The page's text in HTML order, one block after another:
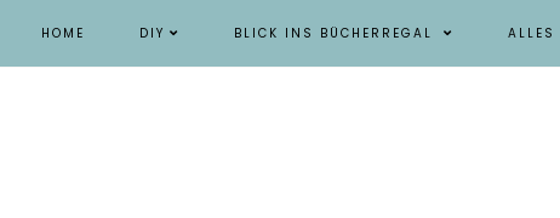
HOME DIY BLICK INS BÜCHERREGAL